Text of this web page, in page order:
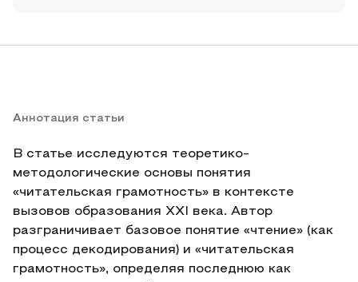
Аннотация статьи
В статье исследуются теоретико-
методологические основы понятия
«читательская грамотность» в контексте
вызовов образования XXI века. Автор
разграничивает базовое понятие «чтение» (как
процесс декодирования) и «читательская
грамотность», определяя последнюю как